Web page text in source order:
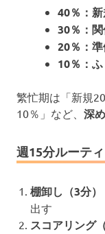
40％：
30％：
20％：
10％：ふ
繁忙期は「新規
10％」など、 深
週15分ルーテ
棚卸し（3分）
出す
スコアリング